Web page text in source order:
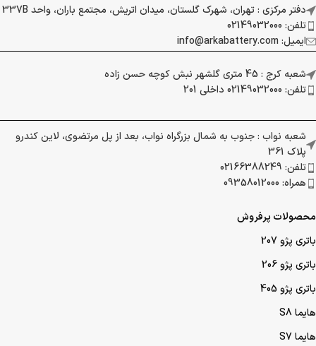
دفتر مرکزی : تهران، شهرک گلستان، میدان اتریش، مجتمع باران، واحد 337B
تلفن: 02149032000
ایمیل: info@arkabattery.com
شعبه کرج : 45 متری گلشهر نبش کوچه حسن زاده
تلفن: 02149032000 داخلی 201
شعبه نواب : جنوب به شمال بزرگراه نواب، بعد از پل مرتضوی، لاین کندرو
پلاک 361
تلفن: 02166388249
همراه: 09358012000
محصولات پرفروش
باتری پژو 207
باتری پژو 206
باتری پژو 405
هایما S8
هایما S7